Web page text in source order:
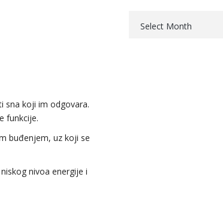
sna koji im odgovara.
funkcije.
buđenjem, uz koji se
nivoa energije i
vesti